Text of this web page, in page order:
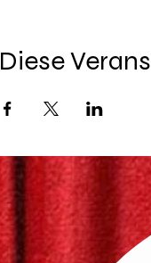
Diese